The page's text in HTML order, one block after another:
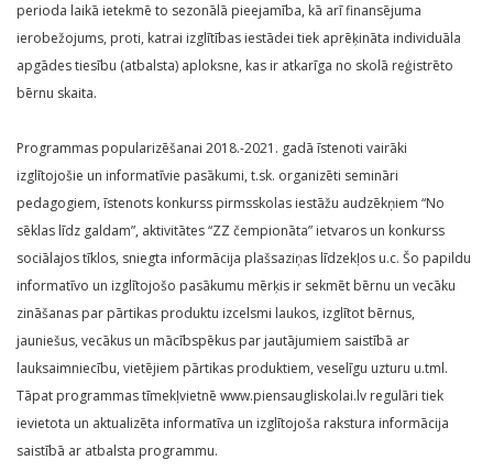
perioda laikā ietekmē to sezonālā pieejamība, kā arī finansējuma
ierobežojums, proti, katrai izglītības iestādei tiek aprēķināta individuāla
apgādes tiesību (atbalsta) aploksne, kas ir atkarīga no skolā reģistrēto
bērnu skaita.
Programmas popularizēšanai 2018.-2021. gadā īstenoti vairāki
izglītojošie un informatīvie pasākumi, t.sk. organizēti semināri
pedagogiem, īstenots konkurss pirmsskolas iestāžu audzēkņiem “No
sēklas līdz galdam”, aktivitātes “ZZ čempionāta” ietvaros un konkurss
sociālajos tīklos, sniegta informācija plašsaziņas līdzekļos u.c. Šo papildu
informatīvo un izglītojošo pasākumu mērķis ir sekmēt bērnu un vecāku
zināšanas par pārtikas produktu izcelsmi laukos, izglītot bērnus,
jauniešus, vecākus un mācībspēkus par jautājumiem saistībā ar
lauksaimniecību, vietējiem pārtikas produktiem, veselīgu uzturu u.tml.
Tāpat programmas tīmekļvietnē www.piensaugliskolai.lv regulāri tiek
ievietota un aktualizēta informatīva un izglītojoša rakstura informācija
saistībā ar atbalsta programmu.